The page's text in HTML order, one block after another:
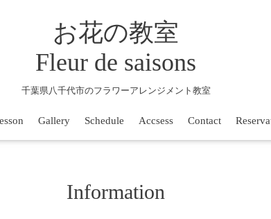
お花の教室
Fleur de saisons
千葉県八千代市のフラワーアレンジメント教室
Gallery Schedule Accsess Contact
Information